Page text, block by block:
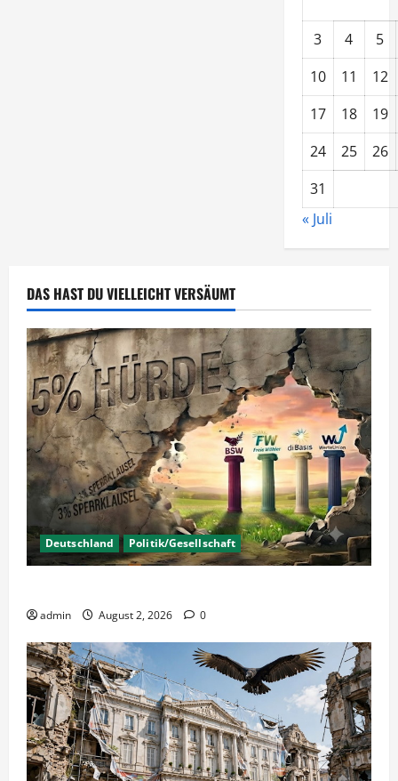
3 4
5
10
11
12
17
18
19
24
25
26
31
« Juli
DAS HAST DU VIELLEICHT VERSÄUMT
Deutschland Politik/Gesellschaft
admin August 2, 2026 0